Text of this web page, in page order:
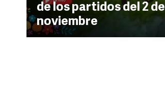
de los partidos del 2 de
noviembre